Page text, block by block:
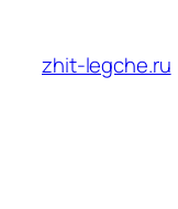
содержимому
zhit-legche.ru